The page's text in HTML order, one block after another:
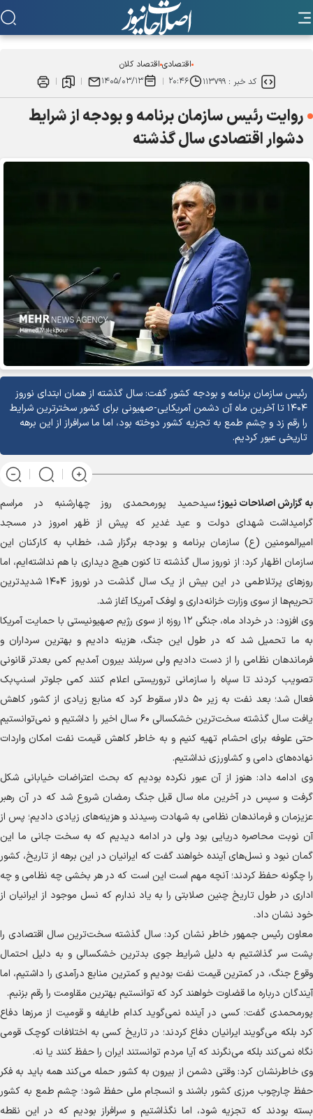
اقتصادی اقتصاد کلان
کد خبر : ۱۱۳۷۹۹ ۲۰:۴۶ ۱۴۰۵/۰۳/۱۳
روایت رئیس سازمان برنامه و بودجه از شرایط
دشوار اقتصادی سال گذشته
رئیس سازمان برنامه و بودجه کشور گفت: سال گذشته از همان ابتدای نوروز
۱۴۰۴ تا آخرین ماه آن دشمن آمریکایی-صهیونی برای کشور سخترترین شرایط
را رقم زد و چشم طمع به تجزیه کشور دوخته بود، اما ما سرافراز از این برهه
تاریخی عبور کردیم.
به گزارشاصلاحات نیوز؛سیدحمید پورمحمدی روز چهارشنبه در مراسم
گرامیداشت شهدای دولت و عید غدیر که پیش از ظهر امروز در مسجد
امیرالمومنین (ع) سازمان برنامه و بودجه برگزار شد، خطاب به کارکنان این
سازمان اظهار کرد: از نوروز سال گذشته تا کنون هیچ دیداری با هم نداشته‌ایم، اما
روز‌های پرتلاطمی در این بیش از یک سال گذشت در نوروز ۱۴۰۴ شدیدترین
تحریم‌ها از سوی وزارت خزانه‌داری و اوفک آمریکا آغاز شد.
وی افزود: در خرداد ماه، جنگی ۱۲ روزه از سوی رژیم صهیونیستی با حمایت آمریکا
به ما تحمیل شد که در طول این جنگ، هزینه دادیم و بهترین سرداران و
فرماندهان نظامی را از دست دادیم ولی سربلند بیرون آمدیم کمی بعدتر قانونی
تصویب کردند تا سپاه را سازمانی تروریستی اعلام کنند کمی جلوتر اسنپ‌بک
فعال شد؛ بعد نفت به زیر ۵۰ دلار سقوط کرد که منابع زیادی از کشور کاهش
یافت سال گذشته سخت‌ترین خشکسالی ۶۰ سال اخیر را داشتیم و نمی‌توانستیم
حتی علوفه برای احشام تهیه کنیم و به خاطر کاهش قیمت نفت امکان واردات
نهاده‌های دامی و کشاورزی نداشتیم.
وی ادامه داد: هنوز از آن عبور نکرده بودیم که بحث اعتراضات خیابانی شکل
گرفت و سپس در آخرین ماه سال قبل جنگ رمضان شروع شد که در آن رهبر
عزیزمان و فرماندهان نظامی به شهادت رسیدند و هزینه‌های زیادی دادیم؛ پس از
آن نوبت محاصره دریایی بود ولی در ادامه دیدیم که به سخت جانی ما این
گمان نبود و نسل‌های آینده خواهند گفت که ایرانیان در این برهه از تاریخ، کشور
را چگونه حفظ کردند؛ آنچه مهم است این است که در هر بخشی چه نظامی و چه
اداری در طول تاریخ چنین صلابتی را به یاد ندارم که نسل موجود از ایرانیان از
خود نشان داد.
معاون رئیس جمهور خاطر نشان کرد: سال گذشته سخت‌ترین سال اقتصادی را
پشت سر گذاشتیم به دلیل شرایط جوی بدترین خشکسالی و به دلیل احتمال
وقوع جنگ، در کمترین قیمت نفت بودیم و کمترین منابع درآمدی را داشتیم، اما
آیندگان درباره ما قضاوت خواهند کرد که توانستیم بهترین مقاومت را رقم بزنیم.
پورمحمدی گفت: کسی در آینده نمی‌گوید کدام طایفه و قومیت از مرز‌ها دفاع
کرد بلکه می‌گویند ایرانیان دفاع کردند؛ در تاریخ کسی به اختلافات کوچک قومی
نگاه نمی‌کند بلکه می‌نگرند که آیا مردم توانستند ایران را حفظ کنند یا نه.
وی خاطرنشان کرد: وقتی دشمن از بیرون به کشور حمله می‌کند همه باید به فکر
حفظ چارچوب مرزی کشور باشند و انسجام ملی حفظ شود؛ چشم طمع به کشور
بسته بودند که تجزیه شود، اما نگذاشتیم و سرافراز بودیم که در این نقطه